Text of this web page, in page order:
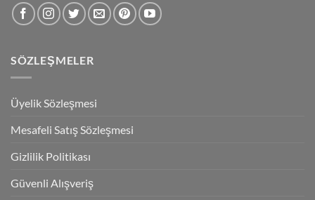
SÖZLEŞMELER
Üyelik Sözleşmesi
Mesafeli Satış Sözleşmesi
Gizlilik Politikası
Güvenli Alışveriş